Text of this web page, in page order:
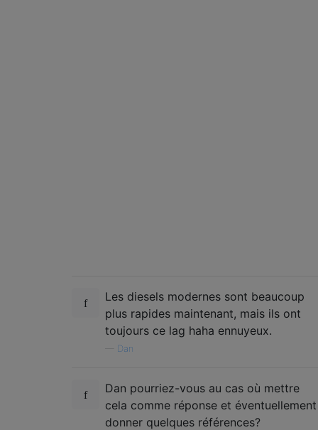
Les diesels modernes sont beaucoup
plus rapides maintenant, mais ils ont
toujours ce lag haha ​​ennuyeux.
Dan
Dan pourriez-vous au cas où mettre
cela comme réponse et éventuellement
donner quelques références?